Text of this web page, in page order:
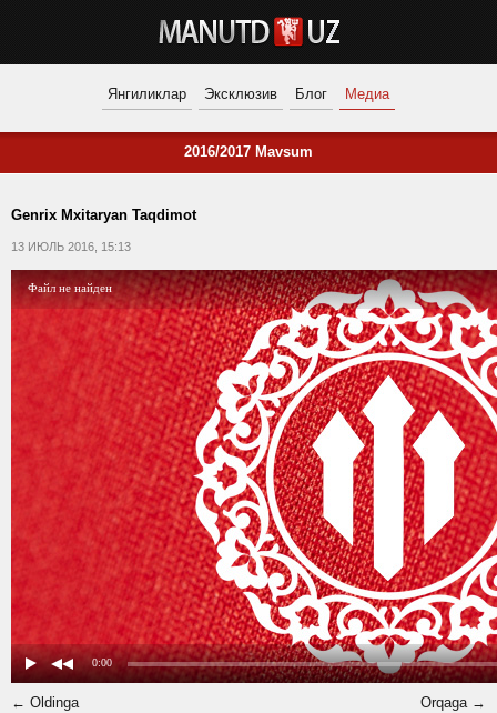
Янгиликлар Эксклюзив Блог Медиа
2016/2017 Mavsum
Genrix Mxitaryan Taqdimot
13 ИЮЛЬ 2016, 15:13
← Oldinga Orqaga →